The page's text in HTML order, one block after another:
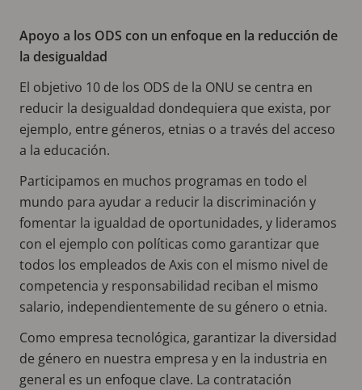
Apoyo a los ODS con un enfoque en la reducción de
la desigualdad
El objetivo 10 de los ODS de la ONU se centra en
reducir la desigualdad dondequiera que exista, por
ejemplo, entre géneros, etnias o a través del acceso
a la educación.
Participamos en muchos programas en todo el
mundo para ayudar a reducir la discriminación y
fomentar la igualdad de oportunidades, y lideramos
con el ejemplo con políticas como garantizar que
todos los empleados de Axis con el mismo nivel de
competencia y responsabilidad reciban el mismo
salario, independientemente de su género o etnia.
Como empresa tecnológica, garantizar la diversidad
de género en nuestra empresa y en la industria en
general es un enfoque clave. La contratación